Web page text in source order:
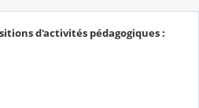
d'activités pédagogiques :